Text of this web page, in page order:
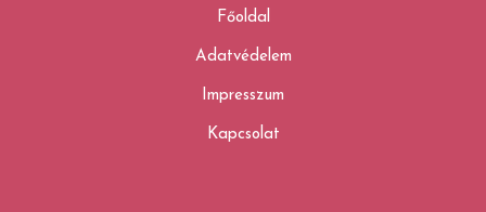
Főoldal
Adatvédelem
Impresszum
Kapcsolat